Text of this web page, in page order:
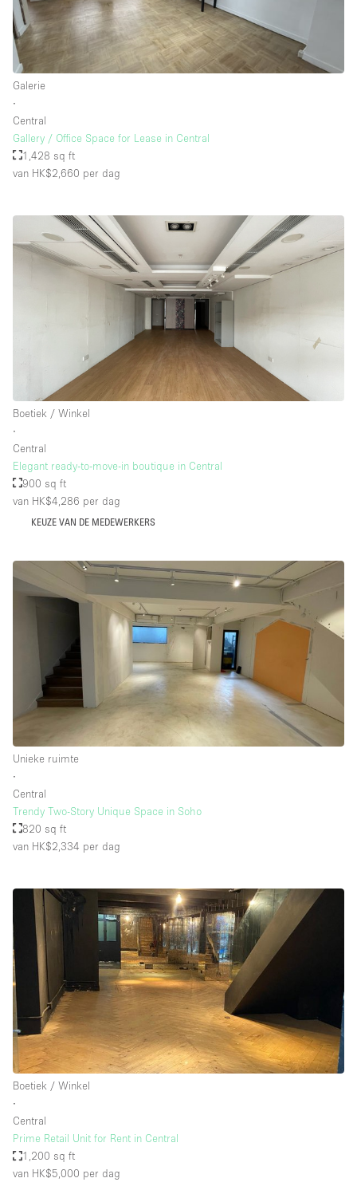
Galerie
∙
Central
Gallery / Office Space for Lease in Central
1,428 sq ft
van HK$2,660 per dag
Boetiek / Winkel
∙
Central
Elegant ready-to-move-in boutique in Central
900 sq ft
van HK$4,286 per dag
KEUZE VAN DE MEDEWERKERS
Unieke ruimte
∙
Central
Trendy Two-Story Unique Space in Soho
820 sq ft
van HK$2,334 per dag
Boetiek / Winkel
∙
Central
Prime Retail Unit for Rent in Central
1,200 sq ft
van HK$5,000 per dag